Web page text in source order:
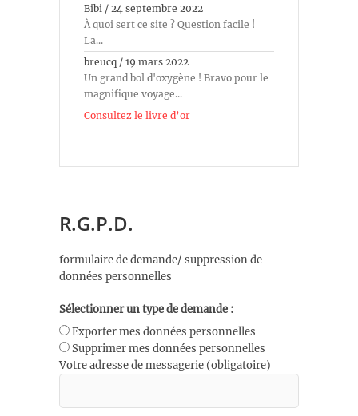
Bibi / 24 septembre 2022
À quoi sert ce site ? Question facile !
La...
breucq / 19 mars 2022
Un grand bol d'oxygène ! Bravo pour le
magnifique voyage...
Consultez le livre d’or
R.G.P.D.
formulaire de demande/ suppression de
données personnelles
Sélectionner un type de demande :
Exporter mes données personnelles
Supprimer mes données personnelles
Votre adresse de messagerie (obligatoire)